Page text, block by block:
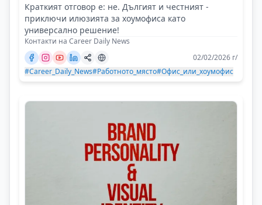
Краткият отговор е: не. Дългият и честният -
приключи илюзията за хоумофиса като
универсално решение!
Контакти на Career Daily News
02/02/2026 г/
#Career_Daily_News#Работното_място#Офис_или_хоумофис